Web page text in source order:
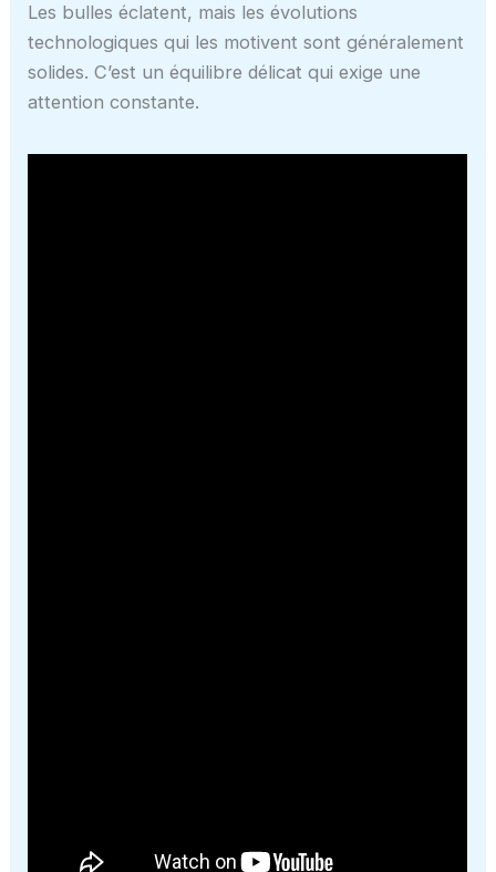
Les bulles éclatent, mais les évolutions
technologiques qui les motivent sont généralement
solides. C’est un équilibre délicat qui exige une
attention constante.